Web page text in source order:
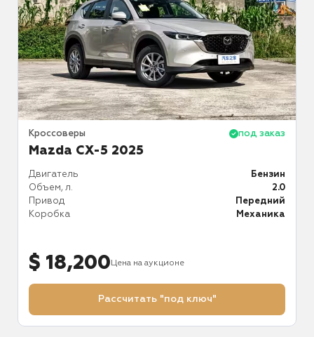
Кроссоверы под заказ
Mazda CX-5 2025
Двигатель
Бензин
Объем, л.
2.0
Привод
Передний
Коробка
Механика
$ 18,200 Цена на аукционе
Рассчитать "под ключ"